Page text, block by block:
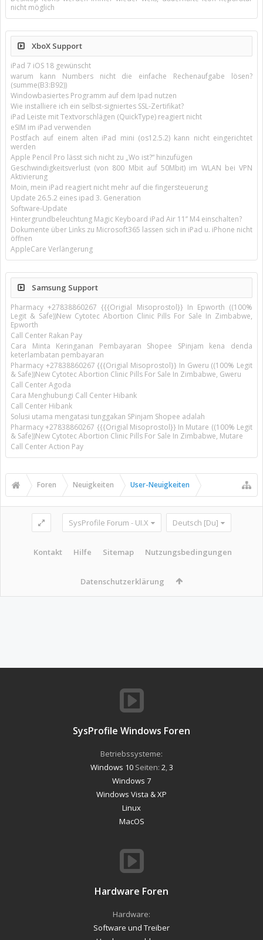
nicht möglich
XboX Support
iPad 7 iOS 18 gewünscht
warum kann Numbers nicht die einfache Rechenaufgabe lösen?
(summe(B3:B92))
Windowbasiertes Programm auf dem Ipad nutzen
Wie installiere ich ein selbst-signiertes SSL-Zertifikat?
iPad Leiste mit Textvorschlägen (QuickType) reagiert nicht
eSIM im iPad verwenden
Postfach auf einem alten iPad mini (os12.5.2) kann nicht eingerichtet
werden
Apple Pencil Pro lässt sich nicht zu „Wo ist?“ hinzufügen
Geschwindigkeitsverlust (von 800 Mbit auf 50Mbit) im WLAN bei VPN
Aktivierung
Moin, mein iPad reagiert nicht mehr auf die fingersteuerung
Update 26.5.2 eines ipad 3. Generation
Software-Update
Hintergrundbeleuchtung Magic Keyboard iPad Air 11’’ M4 einschalten?
Dokumente über Links zu Microsoft365 lassen sich in iPad u. iPhone nicht
öffnen
AppleCare Verlängerung
Samsung Support
Pharmacy +27838860267 {{{Origial Misoprostol}} In Epworth ((100%
Legit & Safe))New Cytotec Abortion Clinic Pills For Sale In Zimbabwe,
Epworth
Call Center Rakan Pay
Cara Minta Keringanan Pembayaran Shopee SPinjam kena denda
keterlambatan pembayaran
Pharmacy +27838860267 {{{Origial Misoprostol}} In Gweru ((100% Legit
& Safe))New Cytotec Abortion Clinic Pills For Sale In Zimbabwe, Gweru
Call Center Agoda
Cara Menghubungi Call Center Hibank
Call Center Hibank
Solusi utama mengatasi tunggakan SPinjam Shopee adalah
Pharmacy +27838860267 {{{Origial Misoprostol}} In Mutare ((100% Legit
& Safe))New Cytotec Abortion Clinic Pills For Sale In Zimbabwe, Mutare
Call Center Action Pay
Foren Neuigkeiten User-Neuigkeiten
SysProfile Forum - UI.X Deutsch [Du]
Kontakt Hilfe Sitemap Nutzungsbedingungen
Datenschutzerklärung
SysProfile Windows Foren
Betriebssysteme:
Windows 10Seiten: 2 3
Windows 7
Windows Vista & XP
Linux
MacOS
Hardware Foren
Hardware:
Software und Treiber